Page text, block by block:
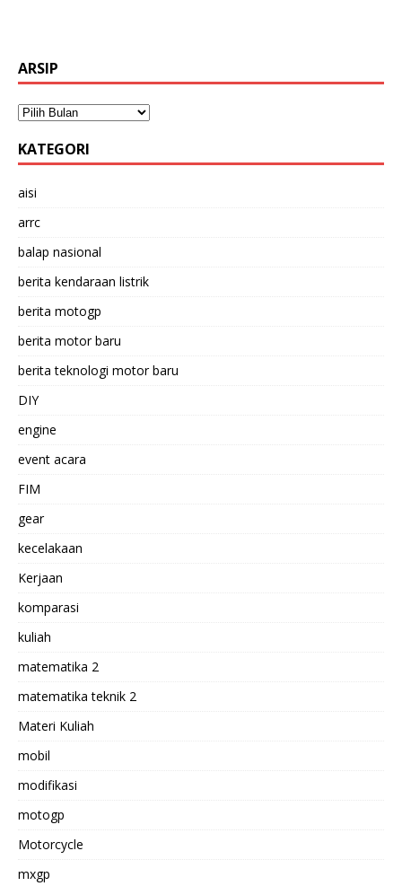
ARSIP
KATEGORI
aisi
arrc
balap nasional
berita kendaraan listrik
berita motogp
berita motor baru
berita teknologi motor baru
DIY
engine
event acara
FIM
gear
kecelakaan
Kerjaan
komparasi
kuliah
matematika 2
matematika teknik 2
Materi Kuliah
mobil
modifikasi
motogp
Motorcycle
mxgp